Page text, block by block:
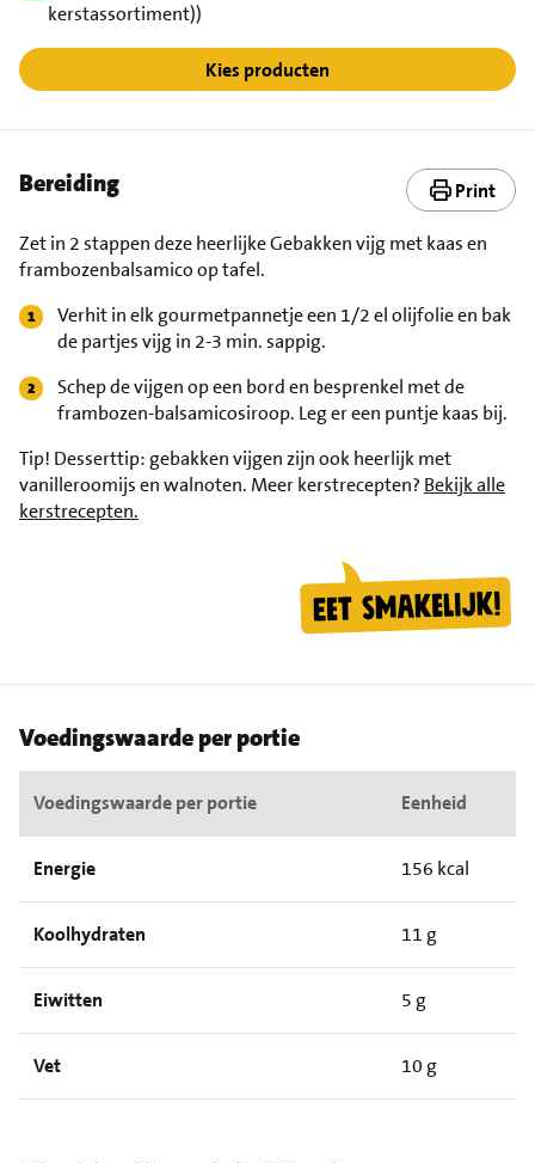
kerstassortiment))
Kies producten
Bereiding Print
Zet in 2 stappen deze heerlijke Gebakken vijg met kaas en
frambozenbalsamico op tafel.
Verhit in elk gourmetpannetje een 1/2 el olijfolie en bak
de partjes vijg in 2-3 min. sappig.
Schep de vijgen op een bord en besprenkel met de
frambozen-balsamicosiroop. Leg er een puntje kaas bij.
Tip! Desserttip: gebakken vijgen zijn ook heerlijk met
vanilleroomijs en walnoten. Meer kerstrecepten? Bekijk alle
kerstrecepten.
Voedingswaarde per portie
Voedingswaarde per portie Eenheid
Energie 156 kcal
Koolhydraten 11 g
Eiwitten 5 g
Vet 10 g